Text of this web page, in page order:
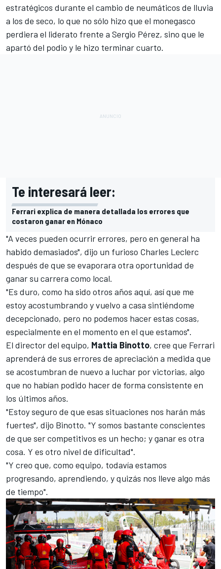
estratégicos durante el cambio de neumáticos de lluvia
a los de seco, lo que no sólo hizo que el monegasco
perdiera el liderato frente a Sergio Pérez, sino que le
apartó del podio y le hizo terminar cuarto.
Te interesará leer:
Ferrari explica de manera detallada los errores que
costaron ganar en Mónaco
"A veces pueden ocurrir errores, pero en general ha
habido demasiados", dijo un furioso Charles Leclerc
después de que se evaporara otra oportunidad de
ganar su carrera como local.
"Es duro, como ha sido otros años aquí, así que me
estoy acostumbrando y vuelvo a casa sintiéndome
decepcionado, pero no podemos hacer estas cosas,
especialmente en el momento en el que estamos".
El director del equipo, Mattia Binotto, cree que Ferrari
aprenderá de sus errores de apreciación a medida que
se acostumbran de nuevo a luchar por victorias, algo
que no habían podido hacer de forma consistente en
los últimos años.
"Estoy seguro de que esas situaciones nos harán más
fuertes", dijo Binotto. "Y somos bastante conscientes
de que ser competitivos es un hecho; y ganar es otra
cosa. Y es otro nivel de dificultad".
"Y creo que, como equipo, todavía estamos
progresando, aprendiendo, y quizás nos lleve algo más
de tiempo".